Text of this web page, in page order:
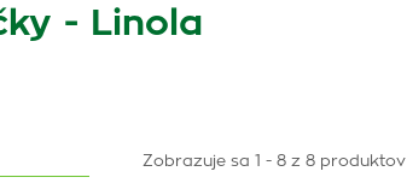
- Linola
Zobrazuje sa 1 - 8 z 8 produktov